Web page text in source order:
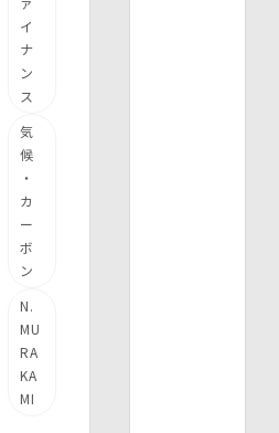
イ
ナ
ン
ス
気
候
・
カ
ー
ボ
ン
N.
MU
RA
KA
MI